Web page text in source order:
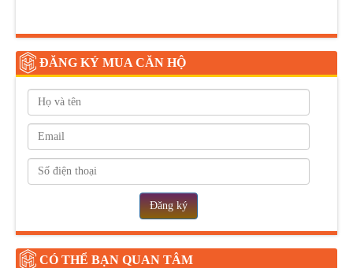
ĐĂNG KÝ MUA CĂN HỘ
Đăng ký
CÓ THỂ BẠN QUAN TÂM